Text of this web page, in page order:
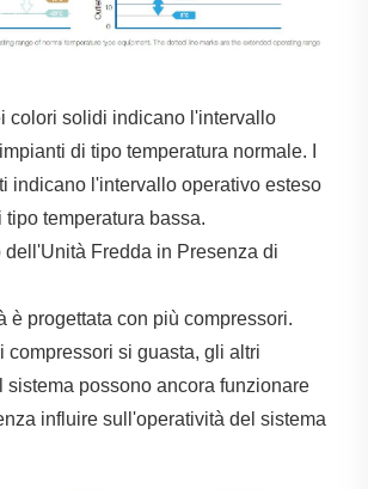
colori solidi indicano l'intervallo
di tipo temperatura normale. I
indicano l'intervallo operativo esteso
temperatura bassa.
dell'Unità Fredda in Presenza di
è progettata con più compressori.
compressori si guasta, gli altri
sistema possono ancora funzionare
influire sull'operatività del sistema